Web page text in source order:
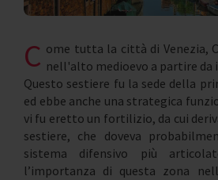
C ome tutta la città di Venezia,
nell'alto medioevo a partire
Questo sestiere fu la sede della
ed ebbe anche una strategica
vi fu eretto un fortilizio, da cui
sestiere, che doveva
sistema difensivo più
l’importanza di questa zona